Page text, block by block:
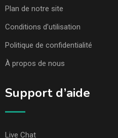
Plan de notre site
Conditions d’utilisation
Politique de confidentialité
À propos de nous
Support d’aide
Live Chat